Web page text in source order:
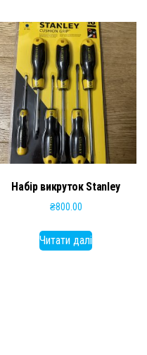
Набір викруток Stanley
₴800.00
Читати далі